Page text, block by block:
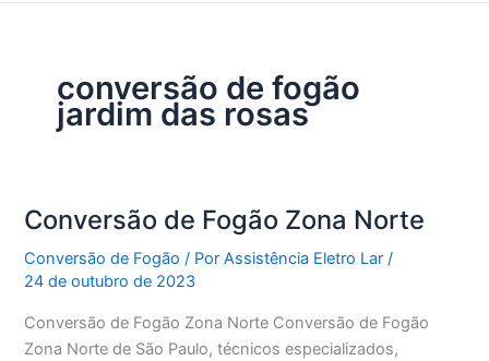
conversão de fogão
jardim das rosas
Conversão de Fogão Zona Norte
Conversão de Fogão / PorAssistência Eletro Lar/
24 de outubro de 2023
Conversão de Fogão Zona Norte Conversão de Fogão
Zona Norte de São Paulo, técnicos especializados,